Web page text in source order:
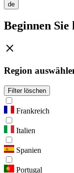
de
Beginnen
Region
Filter löschen
Frankreich
Italien
Spanien
Portugal